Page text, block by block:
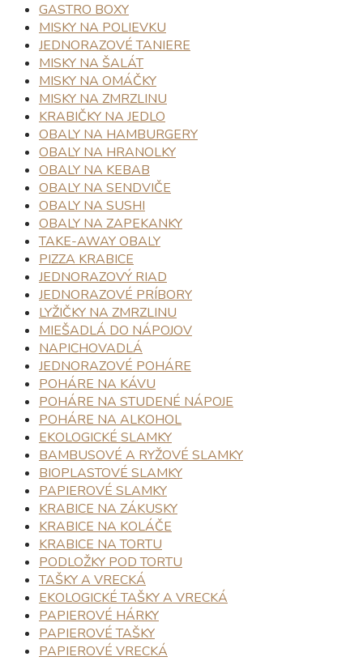
GASTRO BOXY
MISKY NA POLIEVKU
JEDNORAZOVÉ TANIERE
MISKY NA ŠALÁT
MISKY NA OMÁČKY
MISKY NA ZMRZLINU
KRABIČKY NA JEDLO
OBALY NA HAMBURGERY
OBALY NA HRANOLKY
OBALY NA KEBAB
OBALY NA SENDVIČE
OBALY NA SUSHI
OBALY NA ZAPEKANKY
TAKE-AWAY OBALY
PIZZA KRABICE
JEDNORAZOVÝ RIAD
JEDNORAZOVÉ PRÍBORY
LYŽIČKY NA ZMRZLINU
MIEŠADLÁ DO NÁPOJOV
NAPICHOVADLÁ
JEDNORAZOVÉ POHÁRE
POHÁRE NA KÁVU
POHÁRE NA STUDENÉ NÁPOJE
POHÁRE NA ALKOHOL
EKOLOGICKÉ SLAMKY
BAMBUSOVÉ A RYŽOVÉ SLAMKY
BIOPLASTOVÉ SLAMKY
PAPIEROVÉ SLAMKY
KRABICE NA ZÁKUSKY
KRABICE NA KOLÁČE
KRABICE NA TORTU
PODLOŽKY POD TORTU
TAŠKY A VRECKÁ
EKOLOGICKÉ TAŠKY A VRECKÁ
PAPIEROVÉ HÁRKY
PAPIEROVÉ TAŠKY
PAPIEROVÉ VRECKÁ